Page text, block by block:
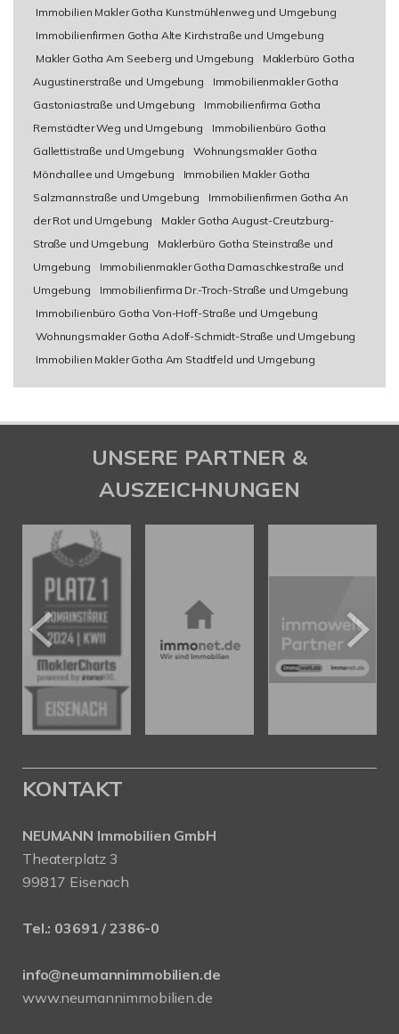
Immobilien Makler Gotha Kunstmühlenweg und Umgebung
Immobilienfirmen Gotha Alte Kirchstraße und Umgebung
Makler Gotha Am Seeberg und Umgebung
Maklerbüro Gotha
Augustinerstraße und Umgebung
Immobilienmakler Gotha
Gastoniastraße und Umgebung
Immobilienfirma Gotha
Remstädter Weg und Umgebung
Immobilienbüro Gotha
Gallettistraße und Umgebung
Wohnungsmakler Gotha
Mönchallee und Umgebung
Immobilien Makler Gotha
Salzmannstraße und Umgebung
Immobilienfirmen Gotha An
der Rot und Umgebung
Makler Gotha August-Creutzburg-
Straße und Umgebung
Maklerbüro Gotha Steinstraße und
Umgebung
Immobilienmakler Gotha Damaschkestraße und
Umgebung
Immobilienfirma Dr.-Troch-Straße und Umgebung
Immobilienbüro Gotha Von-Hoff-Straße und Umgebung
Wohnungsmakler Gotha Adolf-Schmidt-Straße und Umgebung
Immobilien Makler Gotha Am Stadtfeld und Umgebung
UNSERE PARTNER &
AUSZEICHNUNGEN
KONTAKT
NEUMANN Immobilien GmbH
Theaterplatz 3
99817 Eisenach
Tel.: 03691 / 2386-0
info@neumannimmobilien.de
www.neumannimmobilien.de